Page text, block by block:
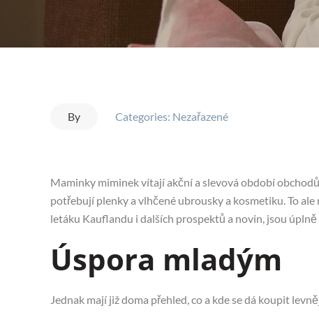
By Categories: Nezařazené
Maminky miminek vítají akční a slevová období
potřebují plenky a vlhčené ubrousky a kosmetiku. To
letáku Kauflandu i dalších prospektů a novin, jsou
Úspora mladým
Jednak mají již doma přehled, co a kde se dá koupit